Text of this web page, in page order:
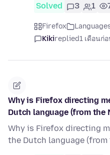
Solved 3 1
Firefox
Kikireplied1 เดือนก่
Why is Firefox directing
Dutch language (from the
Why is Firefox directing
the Dutch language